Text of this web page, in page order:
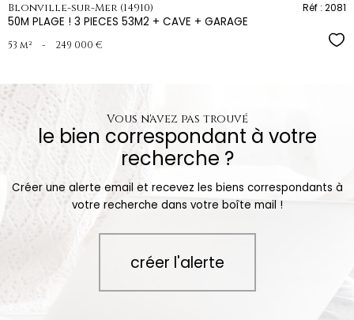
Blonville-sur-Mer (14910)
50M PLAGE ! 3 PIECES 53M2 + CAVE + GARAGE
Réf : 2081
53 m² - 249 000 €
Vous n'avez pas trouvé
le bien correspondant à votre
recherche ?
Créer une alerte email et recevez les biens correspondants à
votre recherche dans votre boîte mail !
créer l'alerte